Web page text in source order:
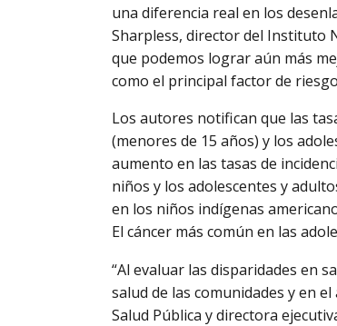
una diferencia real en los
Sharpless, director del Instituto
que podemos lograr aún más
como el principal factor de
Los autores notifican que las
(menores de 15 años) y los
aumento en las tasas de
niños y los adolescentes y
en los niños indígenas
El cáncer más común en las
“Al evaluar las disparidades en
salud de las comunidades y en
Salud Pública y directora